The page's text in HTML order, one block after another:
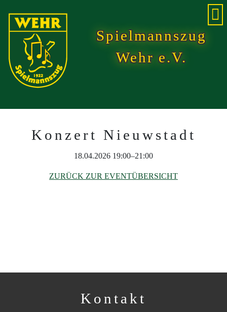
Spielmannszug
Wehr e.V.
Konzert Nieuwstadt
18.04.2026 19:00–21:00
ZURÜCK ZUR EVENTÜBERSICHT
Kontakt